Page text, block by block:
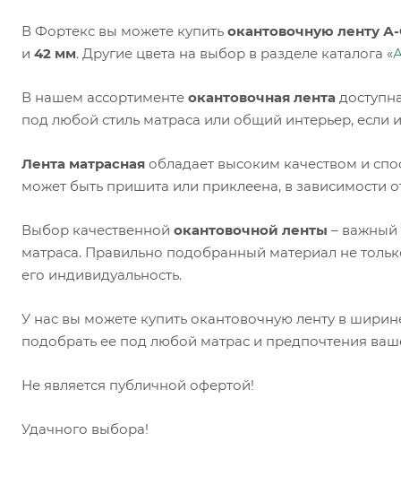
В Фортекс вы можете купить окантовочную ленту
и 42 мм. Другие цвета на выбор в разделе каталога «
В нашем ассортименте окантовочная лента
под любой стиль матраса или общий интерьер, если
Лента матрасная обладает высоким качеством и
может быть пришита или приклеена, в зависимости
Выбор качественной окантовочной ленты – важный
матраса. Правильно подобранный материал не
его индивидуальность.
У нас вы можете купить окантовочную ленту в
подобрать ее под любой матрас и предпочтения
Не является публичной офертой!
Удачного выбора!